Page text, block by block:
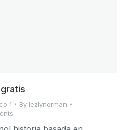
1 By lezlynorman